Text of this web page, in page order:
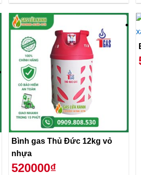
Bình gas Thủ Đức 12kg vỏ
nhựa
520000₫